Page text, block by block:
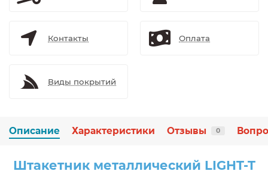
Контакты Оплата
Виды покрытий
Описание Характеристики Отзывы 0
Штакетник металлический LIGHT-T